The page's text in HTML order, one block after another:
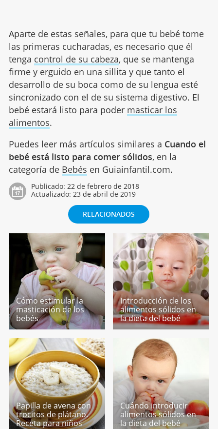
Aparte de estas señales, para que tu bebé tome
las primeras cucharadas, es necesario que él
tenga control de su cabeza, que se mantenga
firme y erguido en una sillita y que tanto el
desarrollo de su boca como de su lengua esté
sincronizado con el de su sistema digestivo. El
bebé estará listo para poder masticar los
alimentos.
Puedes leer más artículos similares a Cuando el
bebé está listo para comer sólidos, en la
categoría de Bebés en Guiainfantil.com.
Publicado: 22 de febrero de 2018
Actualizado: 23 de abril de 2019
RELACIONADOS
Cómo estimular la
masticación de los
bebés
Introducción de los
alimentos sólidos en
la dieta del bebé
Papilla de avena con
trocitos de plátano.
Receta para niños
Cuándo introducir
alimentos sólidos en
la dieta del bebé